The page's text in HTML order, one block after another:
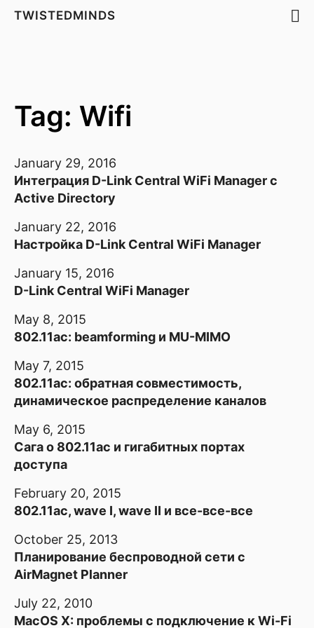
TWISTEDMINDS
Tag: Wifi
January 29, 2016
Интеграция D-Link Central WiFi Manager с
Active Directory
January 22, 2016
Настройка D-Link Central WiFi Manager
January 15, 2016
D-Link Central WiFi Manager
May 8, 2015
802.11ac: beamforming и MU-MIMO
May 7, 2015
802.11ac: обратная совместимость,
динамическое распределение каналов
May 6, 2015
Сага о 802.11ac и гигабитных портах
доступа
February 20, 2015
802.11ac, wave I, wave II и все-все-все
October 25, 2013
Планирование беспроводной сети с
AirMagnet Planner
July 22, 2010
MacOS X: проблемы с подключение к Wi-Fi